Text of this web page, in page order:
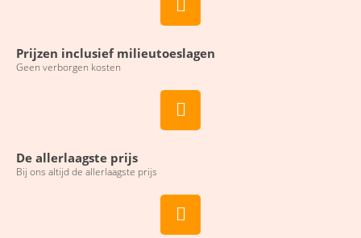
Prijzen inclusief milieutoeslagen
Geen verborgen kosten
De allerlaagste prijs
Bij ons altijd de allerlaagste prijs